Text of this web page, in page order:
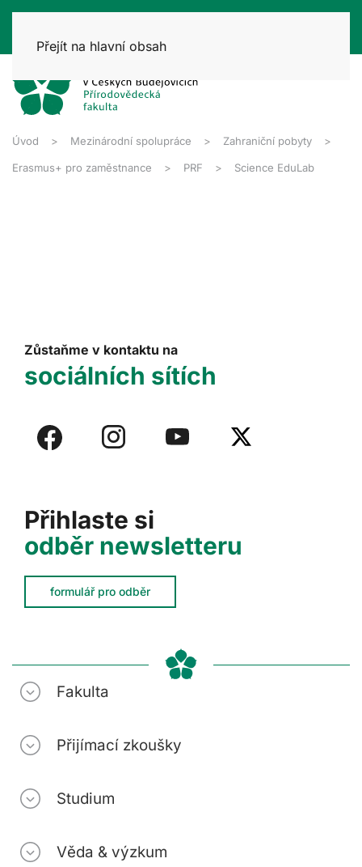
Přejít na hlavní obsah
Úvod Mezinárodní spolupráce Zahraniční pobyty
Erasmus+ pro zaměstnance PRF Science EduLab
Přihlaste si
odběr newsletteru
formulář pro odběr
Zůstaňme v kontaktu na
sociálních sítích
Fakulta
Přijímací zkoušky
Studium
Věda & výzkum